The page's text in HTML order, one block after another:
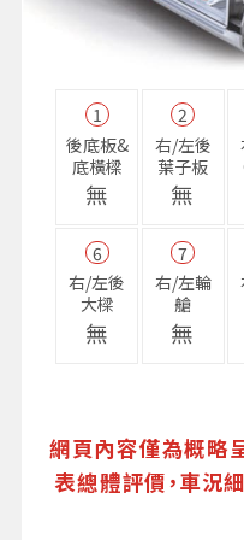
1
後底板&
底橫樑
無
2
右/左後
葉子板
無
6
右/左後
大樑
無
7
右/左輪
艙
無
網頁內容僅為概略
表總體評價，車況